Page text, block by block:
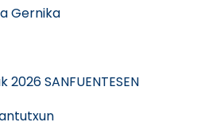
Gernika
SANFUENTESEN